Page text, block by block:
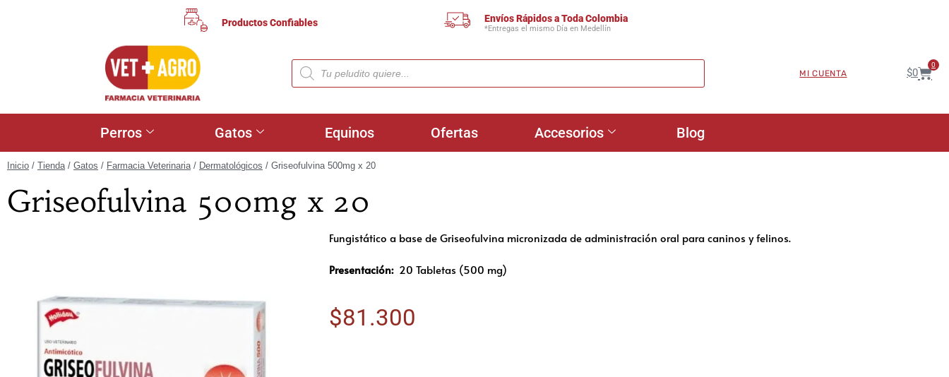
Productos Confiables Envíos Rápidos a Toda Colombia
*Entregas el mismo Día en Medellín
MI CUENTA $0
0
Perros Gatos Equinos Ofertas Accesorios Blog
Inicio / Tienda/ Gatos / Farmacia Veterinaria/ Dermatológicos / Griseofulvina 500mg x 20
Griseofulvina 500mg x 20
Fungistático a base de Griseofulvina micronizada de administración oral para caninos y felinos.
Presentación:20 Tabletas (500 mg)
$81.300